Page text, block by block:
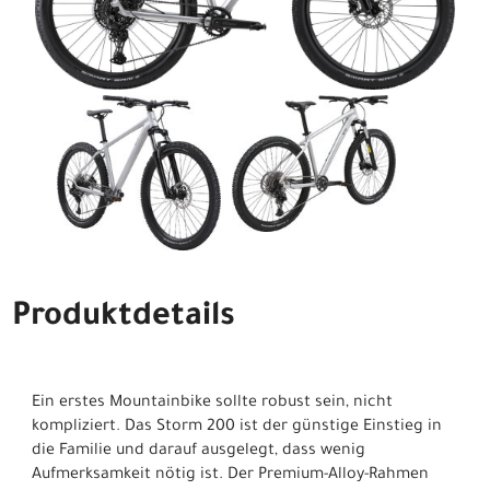
Produktdetails
Ein erstes Mountainbike sollte robust sein, nicht
kompliziert. Das Storm 200 ist der günstige Einstieg in
die Familie und darauf ausgelegt, dass wenig
Aufmerksamkeit nötig ist. Der Premium-Alloy-Rahmen